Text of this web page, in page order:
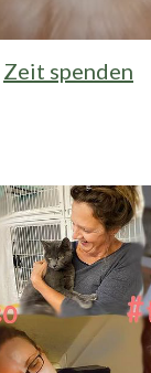
Zeit spenden